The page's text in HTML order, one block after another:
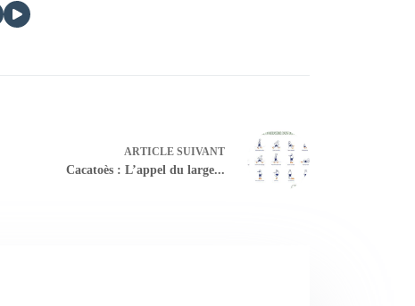
ARTICLESUIVANT
Cacatoès : L’appel du large...